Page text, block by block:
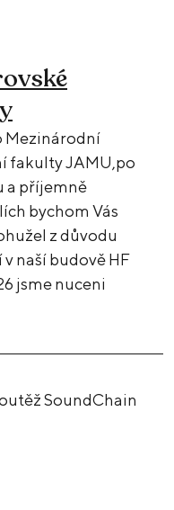
Mezinárodní
fakulty JAMU,po
a příjemně
bychom Vás
z důvodu
naší budově HF
jsme nuceni